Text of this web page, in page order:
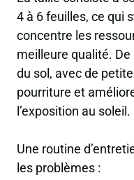
4 à 6 feuilles, ce qui
concentre les
meilleure qualité.
du sol, avec de
pourriture et
l’exposition au soleil.
Une routine
les problèmes :